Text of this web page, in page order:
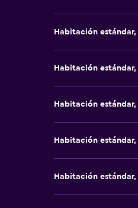
Habitación
Habitación
Habitación estándar,
Habitación
Habitación estándar,